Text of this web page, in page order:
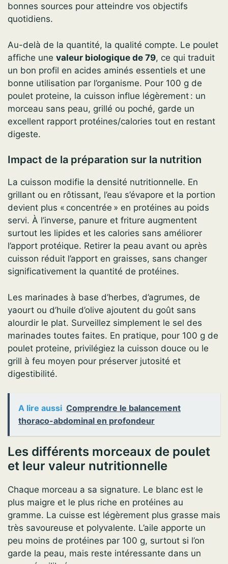
bonnes sources pour atteindre vos objectifs
quotidiens.
Au-delà de la quantité, la qualité compte. Le poulet
affiche une valeur biologique de 79, ce qui traduit
un bon profil en acides aminés essentiels et une
bonne utilisation par l’organisme. Pour 100 g de
poulet proteine, la cuisson influe légèrement : un
morceau sans peau, grillé ou poché, garde un
excellent rapport protéines/calories tout en restant
digeste.
Impact de la préparation sur la nutrition
La cuisson modifie la densité nutritionnelle. En
grillant ou en rôtissant, l’eau s’évapore et la portion
devient plus « concentrée » en protéines au poids
servi. À l’inverse, panure et friture augmentent
surtout les lipides et les calories sans améliorer
l’apport protéique. Retirer la peau avant ou après
cuisson réduit l’apport en graisses, sans changer
significativement la quantité de protéines.
Les marinades à base d’herbes, d’agrumes, de
yaourt ou d’huile d’olive ajoutent du goût sans
alourdir le plat. Surveillez simplement le sel des
marinades toutes faites. En pratique, pour 100 g de
poulet proteine, privilégiez la cuisson douce ou le
grill à feu moyen pour préserver jutosité et
digestibilité.
A lire aussi Comprendre le balancement
thoraco-abdominal en profondeur
Les différents morceaux de poulet
et leur valeur nutritionnelle
Chaque morceau a sa signature. Le blanc est le
plus maigre et le plus riche en protéines au
gramme. La cuisse est légèrement plus grasse mais
très savoureuse et polyvalente. L’aile apporte un
peu moins de protéines par 100 g, surtout si l’on
garde la peau, mais reste intéressante dans un